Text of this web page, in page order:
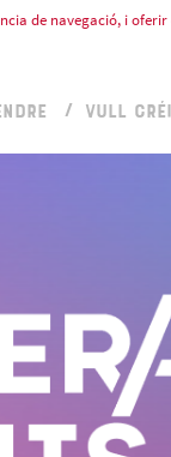
de navegació, i oferir
VULL